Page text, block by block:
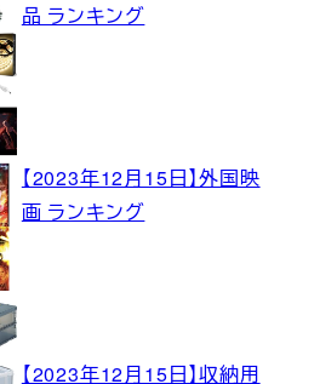
品 ランキング
【2023年12月15日】外国映
画 ランキング
【2023年12月15日】収納用